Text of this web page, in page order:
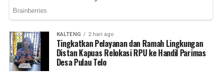
KALTENG 2 hari ago
Tingkatkan Pelayanan dan Ramah Lingkungan
Distan Kapuas Relokasi RPU ke Handil Parimas
Desa Pulau Telo